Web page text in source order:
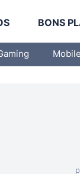
BONS